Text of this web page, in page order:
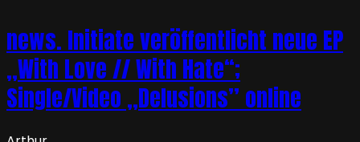
news. Initiate veröffentlicht neue EP
„With Love // With Hate“;
Single/Video „Delusions” online